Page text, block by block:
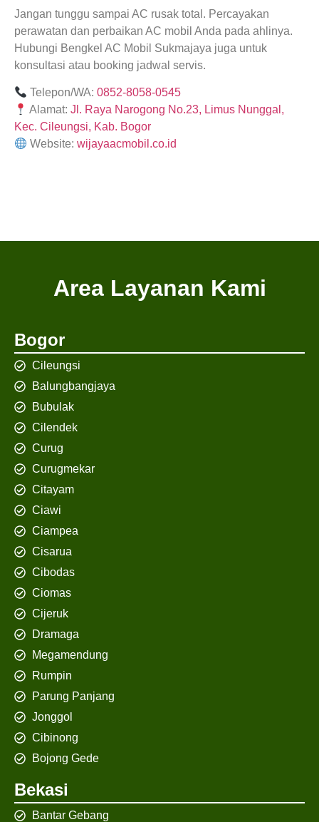
Jangan tunggu sampai AC rusak total. Percayakan
perawatan dan perbaikan AC mobil Anda pada ahlinya.
Hubungi Bengkel AC Mobil Sukmajaya juga untuk
konsultasi atau booking jadwal servis.
Telepon/WA:0852-8058-0545
Alamat:Jl. Raya Narogong No.23, Limus Nunggal,
Kec. Cileungsi, Kab. Bogor
Website:wijayaacmobil.co.id
Area Layanan Kami
Bogor
Cileungsi
Balungbangjaya
Bubulak
Cilendek
Curug
Curugmekar
Citayam
Ciawi
Ciampea
Cisarua
Cibodas
Ciomas
Cijeruk
Dramaga
Megamendung
Rumpin
Parung Panjang
Jonggol
Cibinong
Bojong Gede
Bekasi
Bantar Gebang